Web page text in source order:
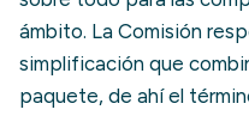
ámbito. La Comisión
simplificación que
paquete, de ahí el